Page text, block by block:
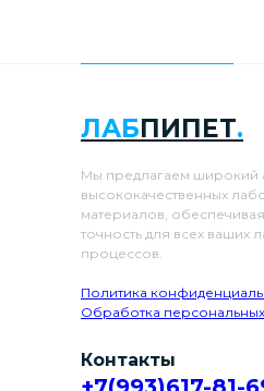
ЛАБПИПЕТ.
Мы предлагаем широкий
высококачественных
материалов,
точность для всех ваших
процессов.
Политика
Обработка
Контакты